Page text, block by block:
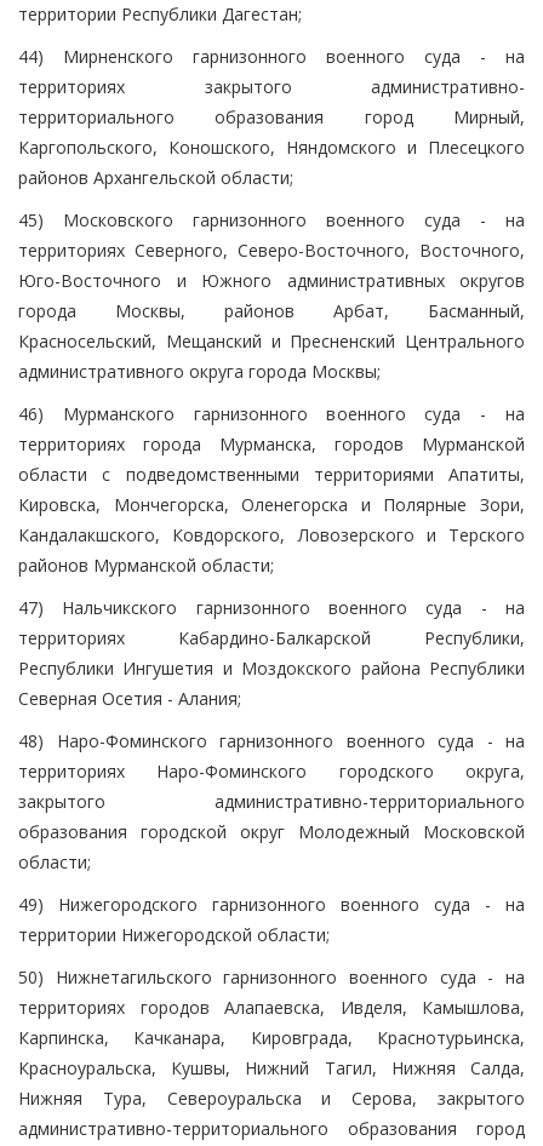
территории Республики Дагестан;
44) Мирненского гарнизонного военного суда - на
территориях закрытого административно-
территориального образования город Мирный,
Каргопольского, Коношского, Няндомского и Плесецкого
районов Архангельской области;
45) Московского гарнизонного военного суда - на
территориях Северного, Северо-Восточного, Восточного,
Юго-Восточного и Южного административных округов
города Москвы, районов Арбат, Басманный,
Красносельский, Мещанский и Пресненский Центрального
административного округа города Москвы;
46) Мурманского гарнизонного военного суда - на
территориях города Мурманска, городов Мурманской
области с подведомственными территориями Апатиты,
Кировска, Мончегорска, Оленегорска и Полярные Зори,
Кандалакшского, Ковдорского, Ловозерского и Терского
районов Мурманской области;
47) Нальчикского гарнизонного военного суда - на
территориях Кабардино-Балкарской Республики,
Республики Ингушетия и Моздокского района Республики
Северная Осетия - Алания;
48) Наро-Фоминского гарнизонного военного суда - на
территориях Наро-Фоминского городского округа,
закрытого административно-территориального
образования городской округ Молодежный Московской
области;
49) Нижегородского гарнизонного военного суда - на
территории Нижегородской области;
50) Нижнетагильского гарнизонного военного суда - на
территориях городов Алапаевска, Ивделя, Камышлова,
Карпинска, Качканара, Кировграда, Краснотурьинска,
Красноуральска, Кушвы, Нижний Тагил, Нижняя Салда,
Нижняя Тура, Североуральска и Серова, закрытого
административно-территориального образования город